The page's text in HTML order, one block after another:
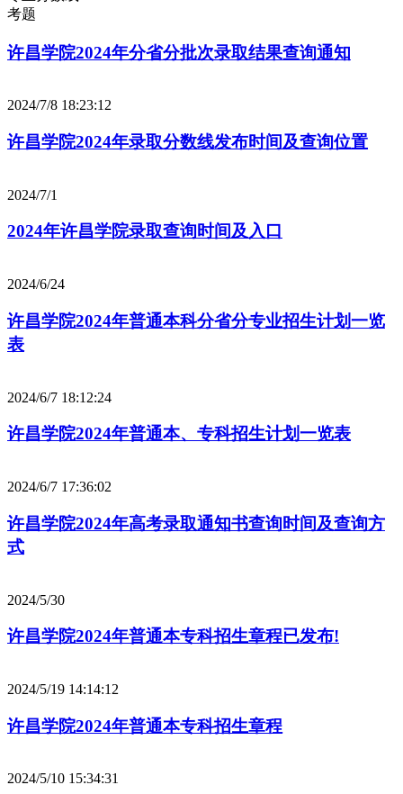
考题
许昌学院2024年分省分批次录取结果查询通知
2024/7/8 18:23:12
许昌学院2024年录取分数线发布时间及查询位置
2024/7/1
2024年许昌学院录取查询时间及入口
2024/6/24
许昌学院2024年普通本科分省分专业招生计划一览
表
2024/6/7 18:12:24
许昌学院2024年普通本、专科招生计划一览表
2024/6/7 17:36:02
许昌学院2024年高考录取通知书查询时间及查询方
式
2024/5/30
许昌学院2024年普通本专科招生章程已发布!
2024/5/19 14:14:12
许昌学院2024年普通本专科招生章程
2024/5/10 15:34:31